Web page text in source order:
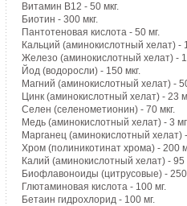
Витамин В12 - 50 мкг.
Биотин - 300 мкг.
Пантотеновая кислота - 50 мг.
Кальций (аминокислотный хелат) -
Железо (аминокислотный хелат) -
Йод (водоросли) - 150 мкг.
Магний (аминокислотный хелат) -
Цинк (аминокислотный хелат) - 23
Селен (селенометионин) - 70 мкг.
Медь (аминокислотный хелат) - 3
Марганец (аминокислотный хелат)
Хром (полиникотинат хрома) - 200
Калий (аминокислотный хелат) - 95
Биофлавоноиды (цитрусовые) - 250
Глютаминовая кислота - 100 мг.
Бетаин гидрохлорид - 100 мг.